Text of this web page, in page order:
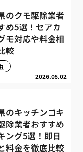
のクモ駆除業者
め5選！セアカ
モ対応や料金相
較
2026.06.02
のキッチンゴキ
除業者おすすめ
ング5選！即日
料金を徹底比較